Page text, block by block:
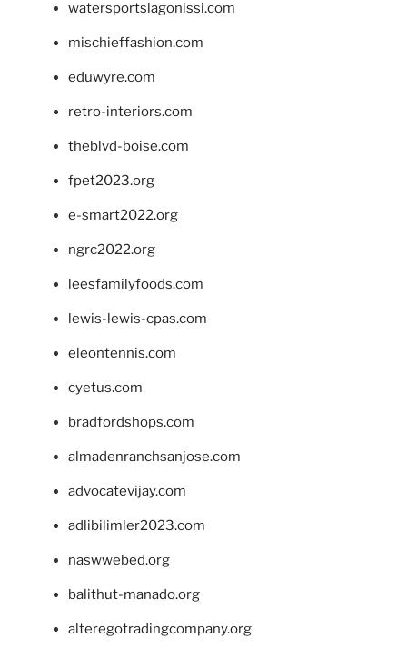
watersportslagonissi.com
mischieffashion.com
eduwyre.com
retro-interiors.com
theblvd-boise.com
fpet2023.org
e-smart2022.org
ngrc2022.org
leesfamilyfoods.com
lewis-lewis-cpas.com
eleontennis.com
cyetus.com
bradfordshops.com
almadenranchsanjose.com
advocatevijay.com
adlibilimler2023.com
naswwebed.org
balithut-manado.org
alteregotradingcompany.org